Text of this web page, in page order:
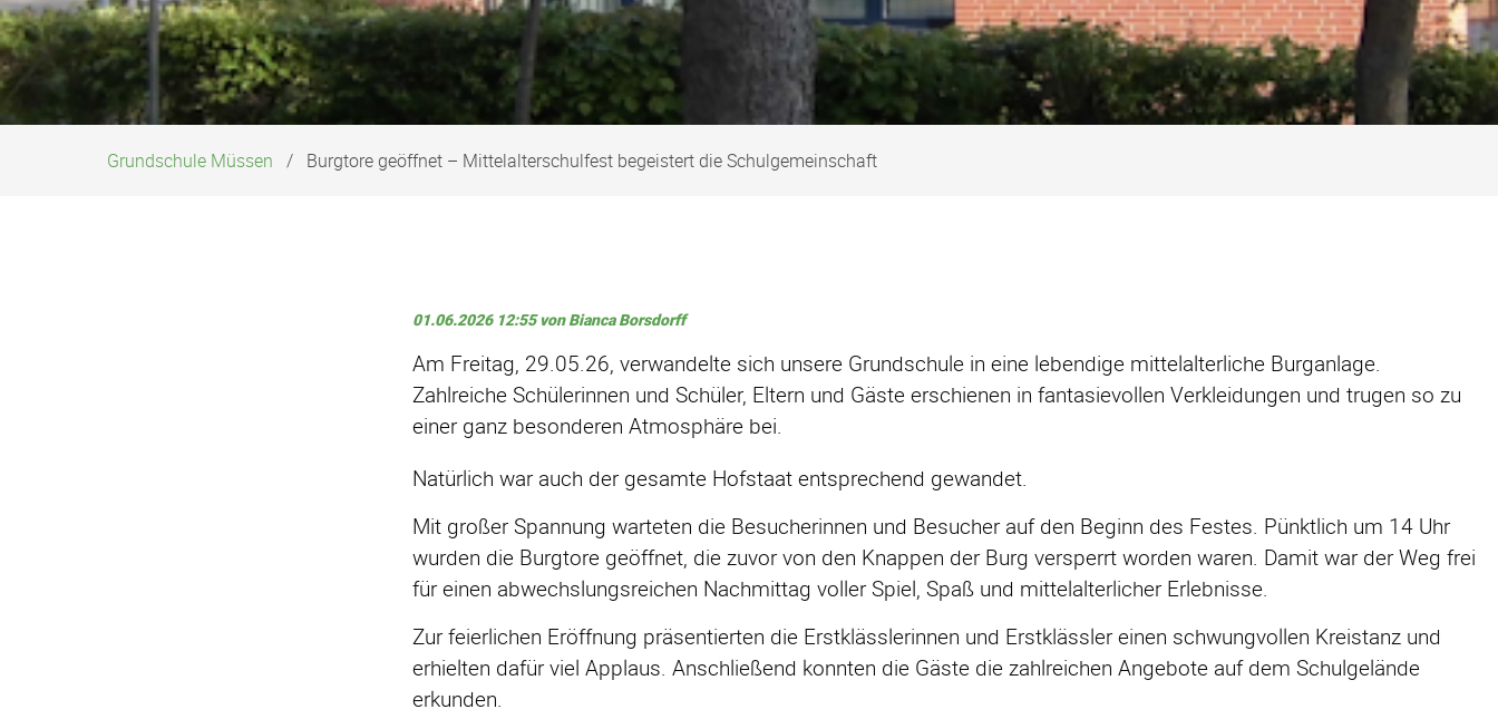
Grundschule Müssen Burgtore geöffnet – Mittelalterschulfest begeistert die Schulgemeinschaft
01.06.2026 12:55von Bianca Borsdorff
Am Freitag, 29.05.26, verwandelte sich unsere Grundschule in eine lebendige mittelalterliche Burganlage.
Zahlreiche Schülerinnen und Schüler, Eltern und Gäste erschienen in fantasievollen Verkleidungen und trugen so zu
einer ganz besonderen Atmosphäre bei.
Natürlich war auch der gesamte Hofstaat entsprechend gewandet.
Mit großer Spannung warteten die Besucherinnen und Besucher auf den Beginn des Festes. Pünktlich um 14 Uhr
wurden die Burgtore geöffnet, die zuvor von den Knappen der Burg versperrt worden waren. Damit war der Weg frei
für einen abwechslungsreichen Nachmittag voller Spiel, Spaß und mittelalterlicher Erlebnisse.
Zur feierlichen Eröffnung präsentierten die Erstklässlerinnen und Erstklässler einen schwungvollen Kreistanz und
erhielten dafür viel Applaus. Anschließend konnten die Gäste die zahlreichen Angebote auf dem Schulgelände
erkunden.